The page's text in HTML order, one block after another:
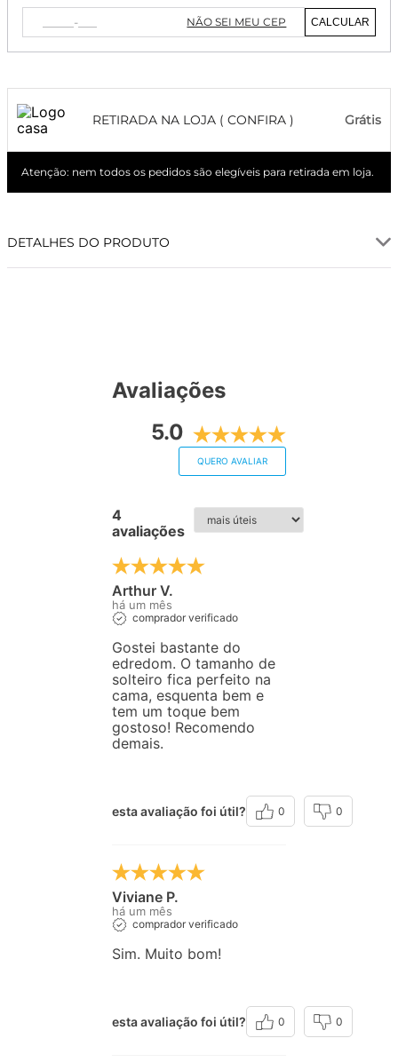
NÃO SEI MEU CEP CALCULAR
RETIRADA NA LOJA ( CONFIRA ) Grátis
Atenção: nem todos os pedidos são elegíveis para retirada em loja.
DETALHES DO PRODUTO
Avaliações
5.0
QUERO AVALIAR
4
avaliações
Arthur V.
há um mês
comprador verificado
Gostei bastante do
edredom. O tamanho de
solteiro fica perfeito na
cama, esquenta bem e
tem um toque bem
gostoso! Recomendo
demais.
esta avaliação foi útil? 0 0
Viviane P.
há um mês
comprador verificado
Sim. Muito bom!
esta avaliação foi útil? 0 0